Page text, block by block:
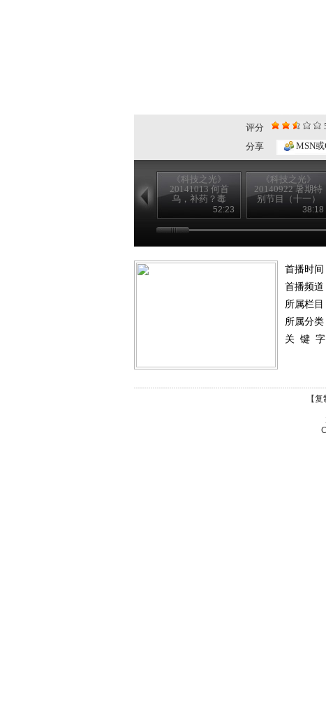
评分
分享
MSN
《科技之光》
20141013 何首
乌，补药？毒
52:23
《科技之光》
20140922 暑期特
别节目（十一）
38:18
首播时间
首播频道
所属栏目
所属分
关 键 字
【复